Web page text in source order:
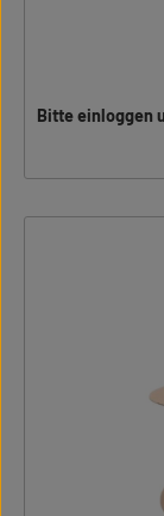
Bitte einloggen